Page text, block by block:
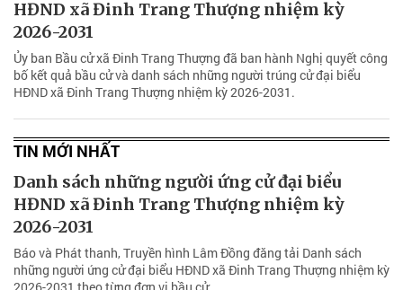
HĐND xã Đinh Trang Thượng nhiệm kỳ
2026-2031
Ủy ban Bầu cử xã Đinh Trang Thượng đã ban hành Nghị quyết công
bố kết quả bầu cử và danh sách những người trúng cử đại biểu
HĐND xã Đinh Trang Thượng nhiệm kỳ 2026-2031.
TIN MỚI NHẤT
Danh sách những người ứng cử đại biểu
HĐND xã Đinh Trang Thượng nhiệm kỳ
2026-2031
Báo và Phát thanh, Truyền hình Lâm Đồng đăng tải Danh sách
những người ứng cử đại biểu HĐND xã Đinh Trang Thượng nhiệm kỳ